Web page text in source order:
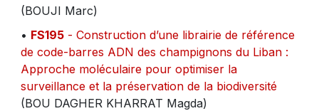
(BOUJI Marc)
• FS195 - Construction d’une librairie de référence
de code-barres ADN des champignons du Liban :
Approche moléculaire pour optimiser la
surveillance et la préservation de la biodiversité
(BOU DAGHER KHARRAT Magda)